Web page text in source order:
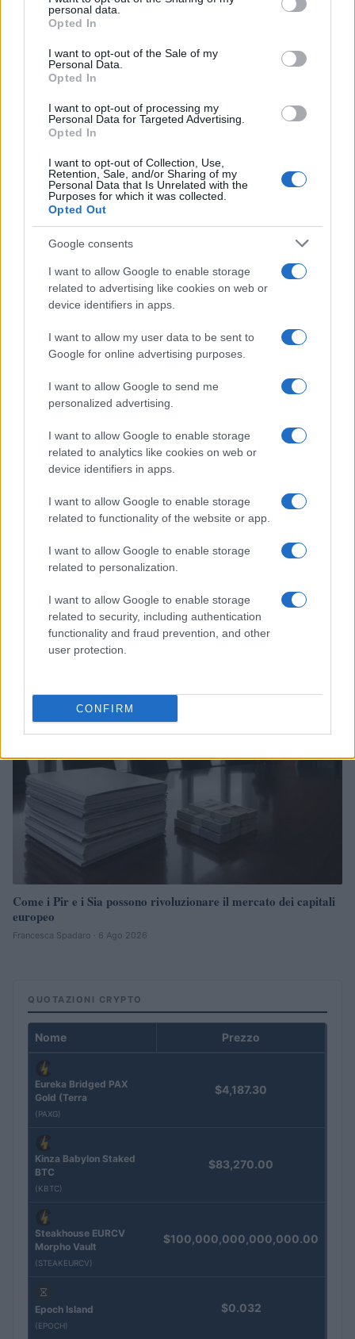
grant or deny consent to Google and its third-party tags to
use your data for below specified purposes in below Google
consent section.
personal data.
Opted In
I want to opt-out of the Sale of my
Personal Data.
Opted In
I want to opt-out of processing my
Personal Data for Targeted Advertising.
Opted In
I want to opt-out of Collection, Use,
Retention, Sale, and/or Sharing of my
Personal Data that Is Unrelated with the
Purposes for which it was collected.
Opted Out
Google consents
I want to allow Google to enable storage
related to advertising like cookies on web or
device identifiers in apps.
I want to allow my user data to be sent to
Google for online advertising purposes.
I want to allow Google to send me
personalized advertising.
I want to allow Google to enable storage
related to analytics like cookies on web or
device identifiers in apps.
I want to allow Google to enable storage
related to functionality of the website or app.
I want to allow Google to enable storage
related to personalization.
I want to allow Google to enable storage
related to security, including authentication
functionality and fraud prevention, and other
user protection.
CONFIRM
Continua a leggere
mercati
Edoardo Marchesi · 7 Ago 2026
INVESTIMENTI
Investimenti immobiliari a Valencia: opportunità e vantaggi
con Globexs Group
Niccolò Conforti · 6 Ago 2026
Come i Pir e i Sia possono rivoluzionare il mercato dei capitali
europeo
Francesca Spadaro · 6 Ago 2026
QUOTAZIONI CRYPTO
Nome Prezzo
Eureka Bridged PAX
Gold (Terra
(PAXG)
$4,187.30
Kinza Babylon Staked
BTC
(KBTC)
$83,270.00
Steakhouse EURCV
Morpho Vault
(STEAKEURCV)
$100,000,000,000,000.00
Epoch Island
(EPOCH)
$0.032